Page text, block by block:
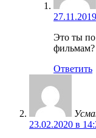
Это ты
фильмам?
Ответить
23.02.2020 в